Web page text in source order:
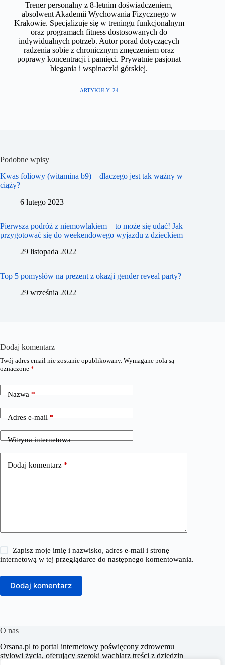
Trener personalny z 8-letnim doświadczeniem,
absolwent Akademii Wychowania Fizycznego w
Krakowie. Specjalizuje się w treningu funkcjonalnym
oraz programach fitness dostosowanych do
indywidualnych potrzeb. Autor porad dotyczących
radzenia sobie z chronicznym zmęczeniem oraz
poprawy koncentracji i pamięci. Prywatnie pasjonat
biegania i wspinaczki górskiej.​
ARTYKUŁY: 24
Podobne wpisy
Kwas foliowy (witamina b9) – dlaczego jest tak ważny w
ciąży?
6 lutego 2023
Pierwsza podróż z niemowlakiem – to może się udać! Jak
przygotować się do weekendowego wyjazdu z dzieckiem
29 listopada 2022
Top 5 pomysłów na prezent z okazji gender reveal party?
29 września 2022
Dodaj komentarz
Twój adres email nie zostanie opublikowany. Wymagane pola są
oznaczone *
Nazwa*
Adres e-mail*
Witryna internetowa
Dodaj komentarz *
Zapisz moje imię i nazwisko, adres e-mail i stronę
internetową w tej przeglądarce do następnego komentowania.
Dodaj komentarz
O nas
​Orsana.pl to portal internetowy poświęcony zdrowemu
stylowi życia, oferujący szeroki wachlarz treści z dziedzin